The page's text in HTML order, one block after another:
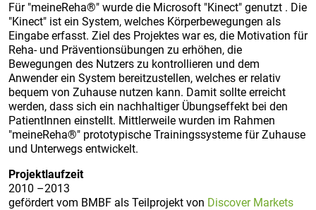
Für "meineReha®" wurde die Microsoft "Kinect" genutzt . Die
"Kinect" ist ein System, welches Körperbewegungen als
Eingabe erfasst. Ziel des Projektes war es, die Motivation für
Reha- und Präventionsübungen zu erhöhen, die
Bewegungen des Nutzers zu kontrollieren und dem
Anwender ein System bereitzustellen, welches er relativ
bequem von Zuhause nutzen kann. Damit sollte erreicht
werden, dass sich ein nachhaltiger Übungseffekt bei den
PatientInnen einstellt. Mittlerweile wurden im Rahmen
"meineReha®" prototypische Trainingssysteme für Zuhause
und Unterwegs entwickelt.
Projektlaufzeit
2010 –2013
gefördert vom BMBF als Teilprojekt von Discover Markets